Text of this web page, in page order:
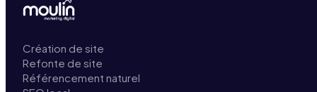
Création de site
Refonte de site
Référencement naturel